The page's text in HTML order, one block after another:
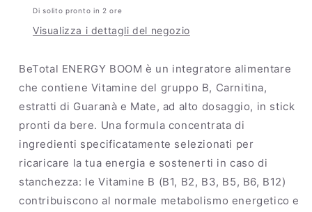
Di solito pronto in 2 ore
Visualizza i dettagli del negozio
BeTotal ENERGY BOOM è un integratore alimentare
che contiene Vitamine del gruppo B, Carnitina,
estratti di Guaranà e Mate, ad alto dosaggio, in stick
pronti da bere. Una formula concentrata di
ingredienti specificatamente selezionati per
ricaricare la tua energia e sostenerti in caso di
stanchezza: le Vitamine B (B1, B2, B3, B5, B6, B12)
contribuiscono al normale metabolismo energetico e